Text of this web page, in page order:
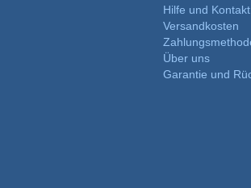
Hilfe und Kontakt
Versandkosten
Über uns
Garantie und